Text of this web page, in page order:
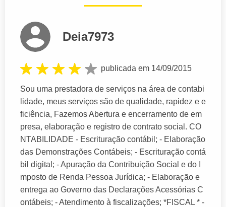
Deia7973
publicada em 14/09/2015
Sou uma prestadora de serviços na área de contabi
lidade, meus serviços são de qualidade, rapidez e e
ficiência, Fazemos Abertura e encerramento de em
presa, elaboração e registro de contrato social. CO
NTABILIDADE - Escrituração contábil; - Elaboração
das Demonstrações Contábeis; - Escrituração contá
bil digital; - Apuração da Contribuição Social e do I
mposto de Renda Pessoa Jurídica; - Elaboração e
entrega ao Governo das Declarações Acessórias C
ontábeis; - Atendimento à fiscalizações; *FISCAL * -